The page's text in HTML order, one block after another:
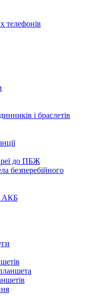
телефонів
і браслетів
до ПБЖ
безперебійного
АКБ